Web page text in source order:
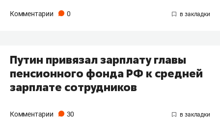
Комментарии 0
​Путин привязал зарплату главы
пенсионного фонда РФ к средней
зарплате сотрудников
Комментарии 30